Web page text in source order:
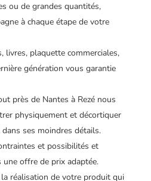
ou de grandes quantités,
à chaque étape de votre
livres, plaquette commerciales,
génération vous garantie
près de Nantes à Rezé nous
physiquement et décortiquer
ses moindres détails.
et possibilités et
offre de prix adaptée.
réalisation de votre produit qui